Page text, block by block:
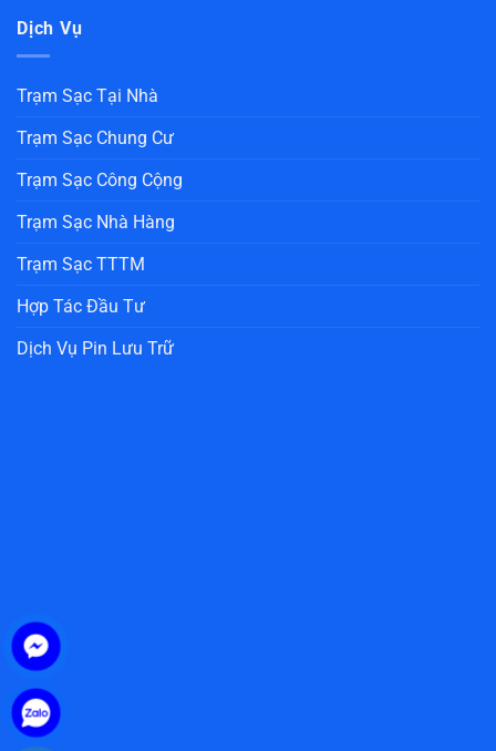
Dịch Vụ
Trạm Sạc Tại Nhà
Trạm Sạc Chung Cư
Trạm Sạc Công Cộng
Trạm Sạc Nhà Hàng
Trạm Sạc TTTM
Hợp Tác Đầu Tư
Dịch Vụ Pin Lưu Trữ